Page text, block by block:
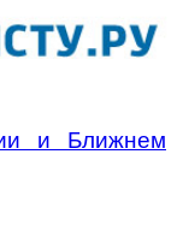
и Ближнем